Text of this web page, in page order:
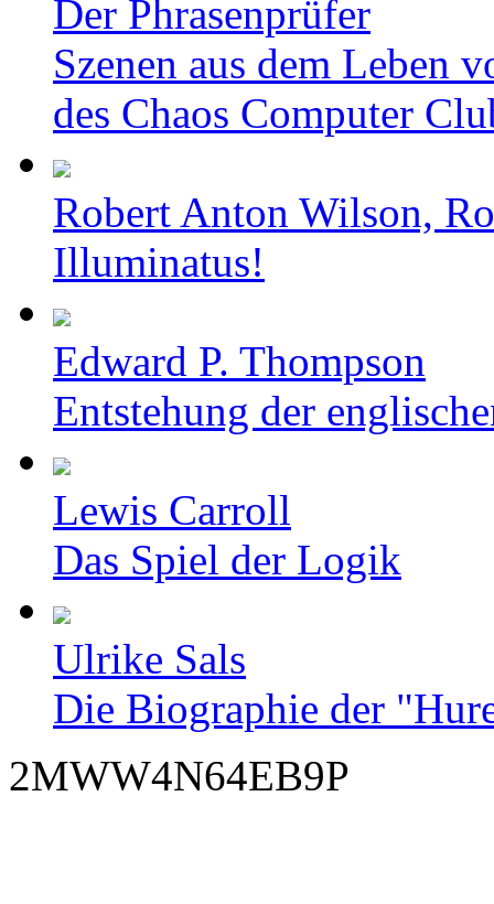
Der Phrasenprüfer
Szenen aus dem Leben
des Chaos Computer
Robert Anton Wilson,
Illuminatus!
Edward P. Thompson
Entstehung der
Lewis Carroll
Das Spiel der Logik
Ulrike Sals
Die Biographie der
2MWW4N64EB9P